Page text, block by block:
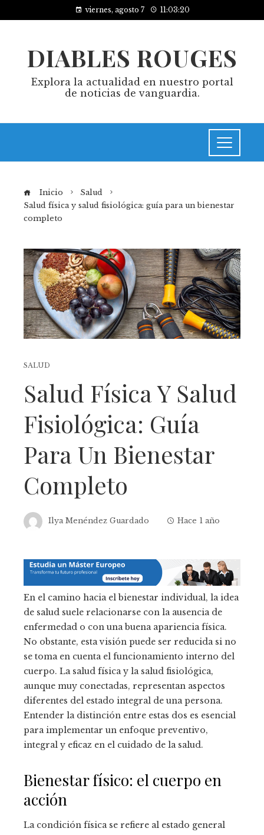
viernes, agosto 7 11:03:20
DIABLES ROUGES
Explora la actualidad en nuestro portal
de noticias de vanguardia.
Inicio
Salud
Salud física y salud fisiológica: guía para un bienestar
completo
SALUD
Salud Física Y Salud
Fisiológica: Guía
Para Un Bienestar
Completo
Ilya Menéndez Guardado Hace 1 año
En el camino hacia el bienestar individual, la idea
de salud suele relacionarse con la ausencia de
enfermedad o con una buena apariencia física.
No obstante, esta visión puede ser reducida si no
se toma en cuenta el funcionamiento interno del
cuerpo. La salud física y la salud fisiológica,
aunque muy conectadas, representan aspectos
diferentes del estado integral de una persona.
Entender la distinción entre estas dos es esencial
para implementar un enfoque preventivo,
integral y eficaz en el cuidado de la salud.
Bienestar físico: el cuerpo en
acción
La condición física se refiere al estado general